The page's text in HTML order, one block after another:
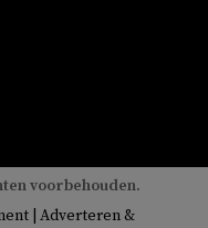
voorbehouden.
Adverteren &